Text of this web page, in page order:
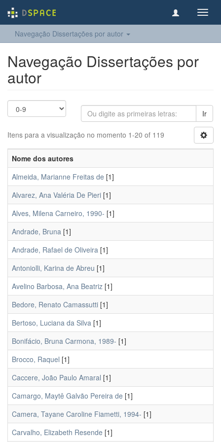
Navegação Dissertações por autor
Navegação Dissertações por
autor
Ir
Itens para a visualização no momento 1-20 of 119
Nome dos autores
Almeida, Marianne Freitas de [1]
Alvarez, Ana Valéria De Pieri [1]
Alves, Milena Carneiro, 1990- [1]
Andrade, Bruna [1]
Andrade, Rafael de Oliveira [1]
Antoniolli, Karina de Abreu [1]
Avelino Barbosa, Ana Beatriz [1]
Bedore, Renato Camassutti [1]
Bertoso, Luciana da Silva [1]
Bonifácio, Bruna Carmona, 1989- [1]
Brocco, Raquel [1]
Caccere, João Paulo Amaral [1]
Camargo, Maytê Galvão Pereira de [1]
Camera, Tayane Caroline Fiametti, 1994- [1]
Carvalho, Elizabeth Resende [1]